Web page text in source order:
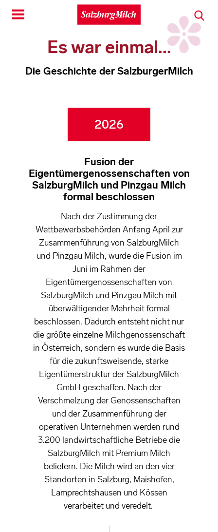
Toggle
navigation
Es war einmal...
Die Geschichte der SalzburgerMilch
2026
Fusion der
Eigentümergenossenschaften von
SalzburgMilch und Pinzgau Milch
formal beschlossen
Nach der Zustimmung der
Wettbewerbsbehörden Anfang April zur
Zusammenführung von SalzburgMilch
und Pinzgau Milch, wurde die Fusion im
Juni im Rahmen der
Eigentümergenossenschaften von
SalzburgMilch und Pinzgau Milch mit
überwältigender Mehrheit formal
beschlossen. Dadurch entsteht nicht nur
die größte einzelne Milchgenossenschaft
in Österreich, sondern es wurde die Basis
für die zukunftsweisende, starke
Eigentümerstruktur der SalzburgMilch
GmbH geschaffen. Nach der
Verschmelzung der Genossenschaften
und der Zusammenführung der
operativen Unternehmen werden rund
3.200 landwirtschaftliche Betriebe die
SalzburgMilch mit Premium Milch
beliefern. Die Milch wird an den vier
Standorten in Salzburg, Maishofen,
Lamprechtshausen und Kössen
verarbeitet und veredelt.